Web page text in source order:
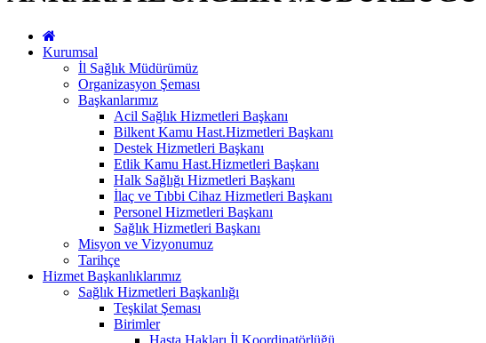
Kurumsal
İl Sağlık Müdürümüz
Organizasyon Şeması
Başkanlarımız
Acil Sağlık Hizmetleri Başkanı
Bilkent Kamu Hast.Hizmetleri Başkanı
Destek Hizmetleri Başkanı
Etlik Kamu Hast.Hizmetleri Başkanı
Halk Sağlığı Hizmetleri Başkanı
İlaç ve Tıbbi Cihaz Hizmetleri Başkanı
Personel Hizmetleri Başkanı
Sağlık Hizmetleri Başkanı
Misyon ve Vizyonumuz
Tarihçe
Hizmet Başkanlıklarımız
Sağlık Hizmetleri Başkanlığı
Teşkilat Şeması
Birimler
Hasta Hakları İl Koordinatörlüğü